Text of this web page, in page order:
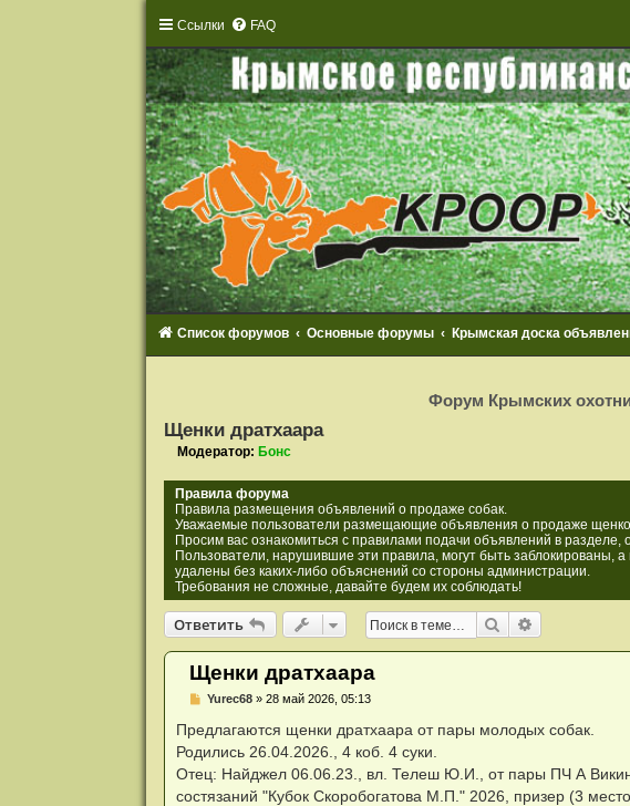
Ссылки FAQ
Список форумов Основные форумы Крымская доска
и
с
ц
я
Форум Крымских
Щенки дратхаара
Модератор: Бонс
Правила форума
Правила размещения объявлений о продаже собак.
Уважаемые пользователи размещающие объявления о продаже
Просим вас ознакомиться с правилами подачи объявлений в разделе,
Пользователи, нарушившие эти правила, могут быть заблокированы,
удалены без каких-либо объяснений со стороны администрации.
Требования не сложные, давайте будем их соблюдать!
Ответить
Ответить Поиск
Щенки дратхаара
Н
п
р
о
ч
и
т
Yurec68» 28 май 2026, 05:13
Предлагаются щенки дратхаара от пары молодых собак.
Родились 26.04.2026., 4 коб. 4 суки.
Отец: Найджел 06.06.23., вл. Телеш Ю.И., от пары ПЧ А
состязаний "Кубок Скоробогатова М.П." 2026, призер (3